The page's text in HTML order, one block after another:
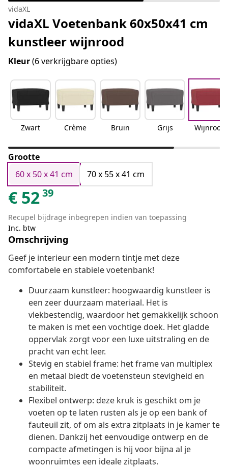
vidaXL
vidaXL Voetenbank 60x50x41 cm
kunstleer wijnrood
Kleur(6 verkrijgbare opties)
Zwart Crème Bruin Grijs Wijnrood
Grootte
60 x 50 x 41 cm
70 x 55 x 41 cm
€ 5239
Recupel bijdrage inbegrepen indien van toepassing
Inc. btw
Omschrijving
Geef je interieur een modern tintje met deze
comfortabele en stabiele voetenbank!
Duurzaam kunstleer: hoogwaardig kunstleer is
een zeer duurzaam materiaal. Het is
vlekbestendig, waardoor het gemakkelijk schoon
te maken is met een vochtige doek. Het gladde
oppervlak zorgt voor een luxe uitstraling en de
pracht van echt leer.
Stevig en stabiel frame: het frame van multiplex
en metaal biedt de voetensteun stevigheid en
stabiliteit.
Flexibel ontwerp: deze kruk is geschikt om je
voeten op te laten rusten als je op een bank of
fauteuil zit, of om als extra zitplaats in je kamer te
dienen. Dankzij het eenvoudige ontwerp en de
compacte afmetingen is hij voor bijna al je
woonruimtes een ideale zitplaats.